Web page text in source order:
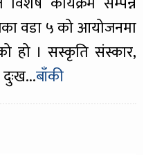
वडा ५ को आयोजनमा
हो । सस्कृति संस्कार,
दुःख...बाँकी